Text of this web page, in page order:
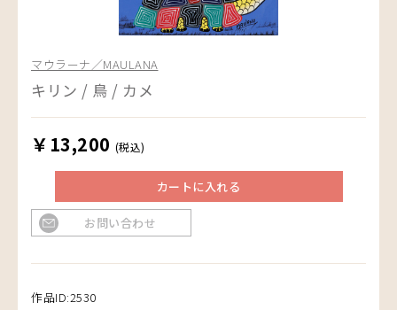
マウラーナ／MAULANA
キリン / 鳥 / カメ
￥13,200 (税込)
カートに入れる
お問い合わせ
作品ID:2530